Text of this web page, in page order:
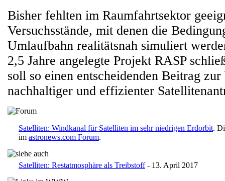
Bisher fehlten im Raumfahrtsektor
Versuchsstände, mit denen die
Umlaufbahn realitätsnah simuliert
2,5 Jahre angelegte Projekt RASP
soll so einen entscheidenden Beitrag
nachhaltiger und effizienter
Satelliten: Windkanal für Satelliten im sehr niedrigen Erdorbit.
im astronews.com Forum.
Satelliten: Restatmosphäre als Treibstoff- 13. April 2017